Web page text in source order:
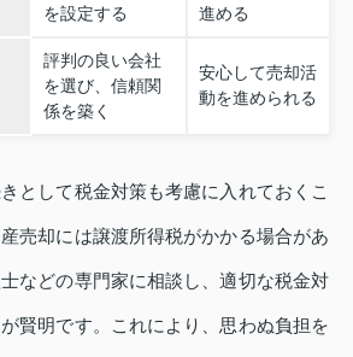
を設定する
進める
評判の良い会社
を選び、信頼関
係を築く
安心して売却活
動を進められる
として税金対策も考慮に入れておくこ
売却には譲渡所得税がかかる場合があ
などの専門家に相談し、適切な税金対
賢明です。これにより、思わぬ負担を